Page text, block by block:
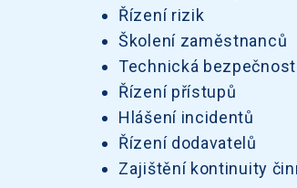
Řízení rizik
Školení zaměstnanců
Technická
Řízení přístupů
Hlášení incidentů
Řízení dodavatelů
Zajištění kontinuity